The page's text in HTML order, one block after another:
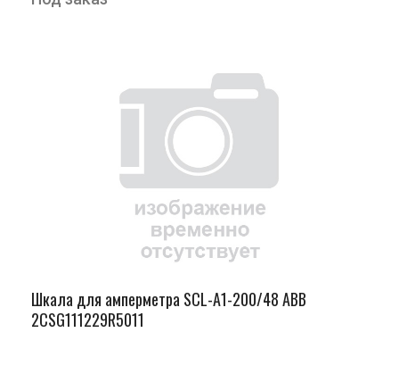
Шкала для амперметра SCL-A1-200/48 ABB
2CSG111229R5011